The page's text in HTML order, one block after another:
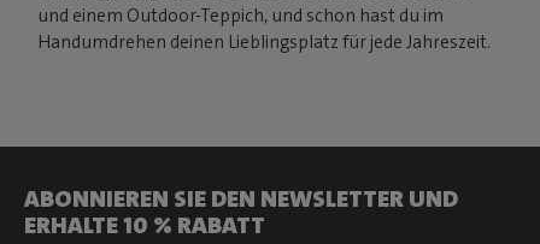
und einem Outdoor-Teppich, und schon hast du im
Handumdrehen deinen Lieblingsplatz für jede Jahreszeit.
ABONNIEREN SIE DEN NEWSLETTER UND
ERHALTE 10 % RABATT